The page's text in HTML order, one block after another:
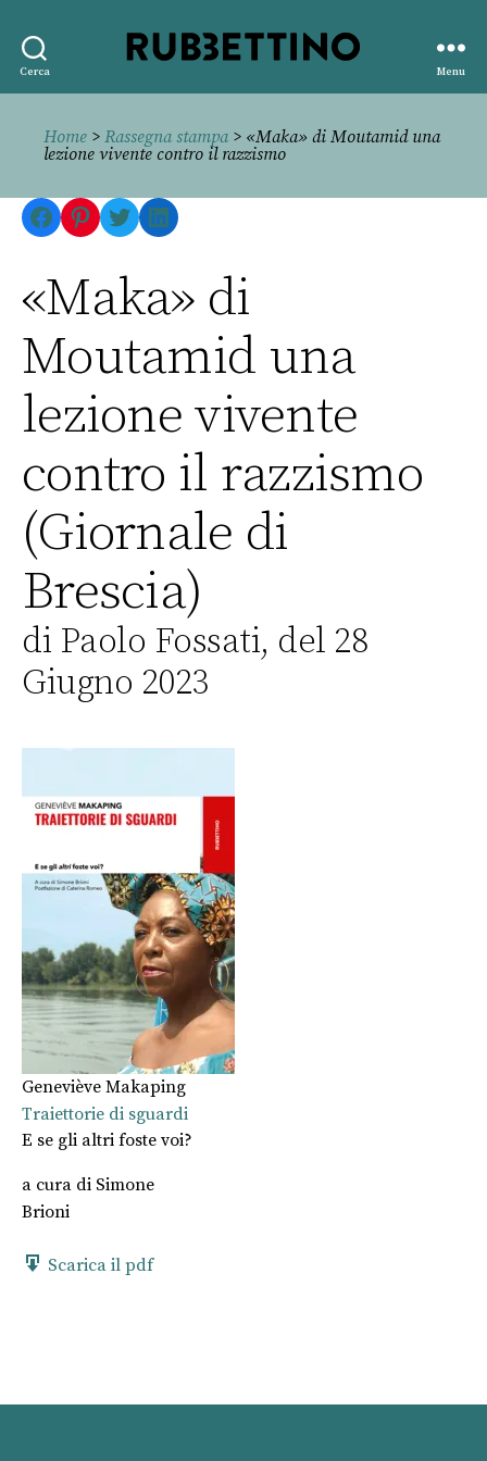
Cerca
editore
Menu
Home > Rassegna stampa> «Maka» di Moutamid una
lezione vivente contro il razzismo
Facebook
Pinterest
TwitterLinkedIn
«Maka» di
Moutamid una
lezione vivente
contro il razzismo
(Giornale di
Brescia)
di Paolo Fossati, del 28
Giugno 2023
Geneviève Makaping
Traiettorie di sguardi
E se gli altri foste voi?
a cura di Simone
Brioni
Scarica il pdf